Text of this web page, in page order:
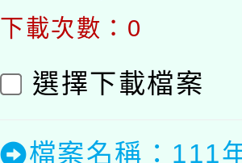
下載次數：0
選擇下載檔案
檔案名稱：111